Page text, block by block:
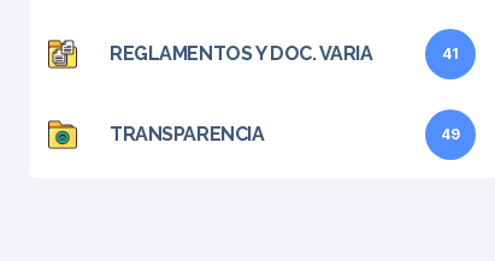
REGLAMENTOS Y DOC. VARIA 41
TRANSPARENCIA 49